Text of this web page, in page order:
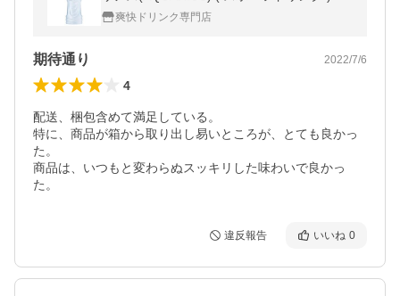
爽快ドリンク専門店
期待通り 2022/7/6
4
配送、梱包含めて満足している。
特に、商品が箱から取り出し易いところが、とても良かっ
た。
商品は、いつもと変わらぬスッキリした味わいで良かっ
た。
違反報告 いいね 0